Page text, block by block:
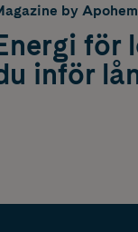
by Apohem
för
inför